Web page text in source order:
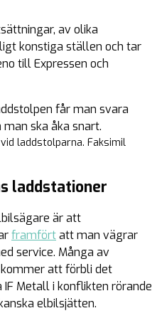
av olika
konstiga ställen och tar
till Expressen och
får man svara
ska åka snart.
laddstolparna. Faksimil
laddstationer
är att
framförtatt man vägrar
service. Många av
att förbli det
Metall i konflikten rörande
elbilsjätten.